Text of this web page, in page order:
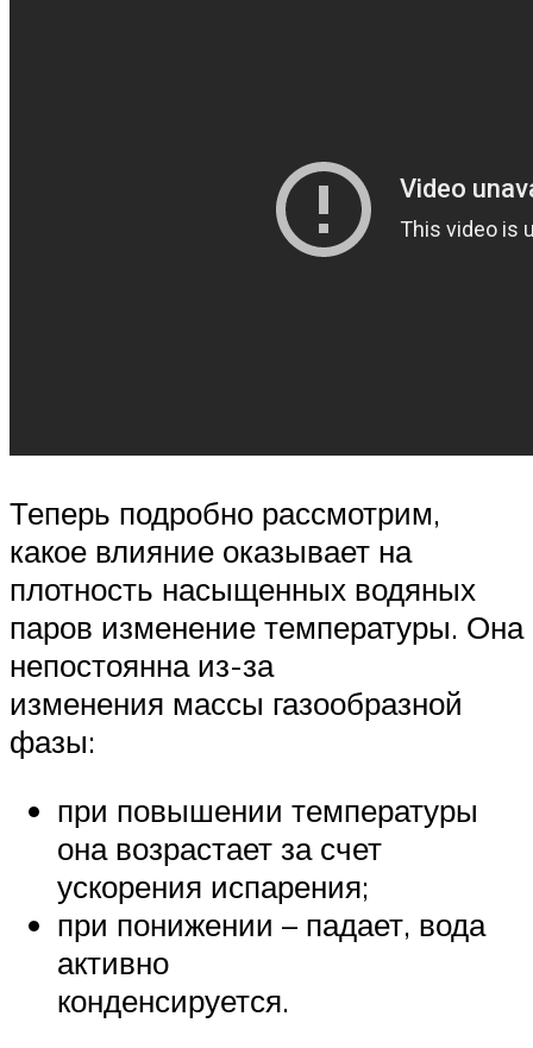
Теперь подробно рассмотрим,
какое влияние оказывает на
плотность насыщенных водяных
паров изменение температуры. Она
непостоянна из-за
изменения массы газообразной
фазы:
при повышении температуры
она возрастает за счет
ускорения испарения;
при понижении – падает, вода
активно
конденсируется.